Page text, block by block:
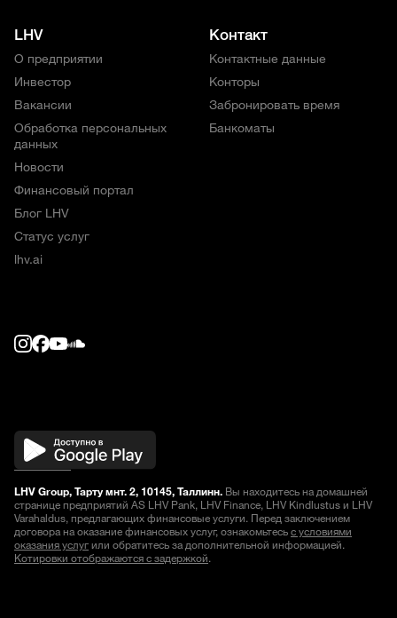
LHV
О предприятии
Инвестор
Вакансии
Обработка персональных
данных
Новости
Финансовый портал
Блог LHV
Статус услуг
lhv.ai
Контакт
Контактные данные
Конторы
Забронировать время
Банкоматы
LHV Group, Тарту мнт. 2, 10145, Таллинн. Вы находитесь на домашней
странице предприятий AS LHV Pank, LHV Finance, LHV Kindlustus и LHV
Varahaldus, предлагающих финансовые услуги. Перед заключением
договора на оказание финансовых услуг, ознакомьтесьс условиями
оказания услугили обратитесь за дополнительной информацией.
Котировки отображаются с задержкой.